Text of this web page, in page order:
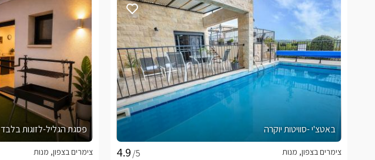
באטצ'י -סוויטות יוקרה
/5
צימרים בצפון, מנות
פסגת הגליל-לזוגות בלבד
צימרים בצפון, מנות